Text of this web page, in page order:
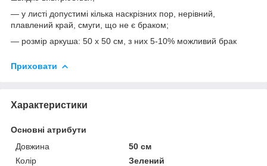
— у листі допустимі кілька наскрізних пор, нерівний,
плавлений край, смуги, що не є браком;
— розмір аркуша: 50 х 50 см, з них 5-10% можливий брак
Приховати
Характеристики
Основні атрибути
Довжина
50 см
Колір
Зелений